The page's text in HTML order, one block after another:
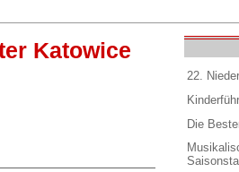
Katowice
22.
Die